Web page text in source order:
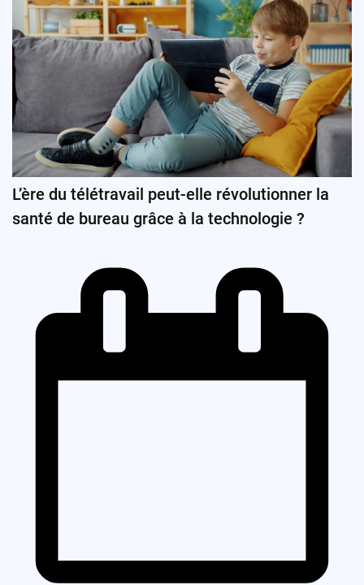
L’ère du télétravail peut-elle révolutionner la
santé de bureau grâce à la technologie ?